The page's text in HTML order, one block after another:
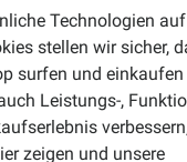
Technologien auf
stellen wir sicher,
surfen und einkaufen
Leistungs-,
zeigen und unsere
2025
chiot l adore
to English